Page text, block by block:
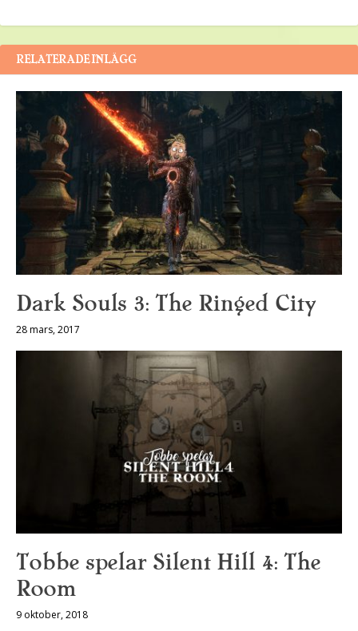
RELATERADE INLÄGG
Dark Souls 3: The Ringed City
28 mars, 2017
Tobbe spelar Silent Hill 4: The
Room
9 oktober, 2018